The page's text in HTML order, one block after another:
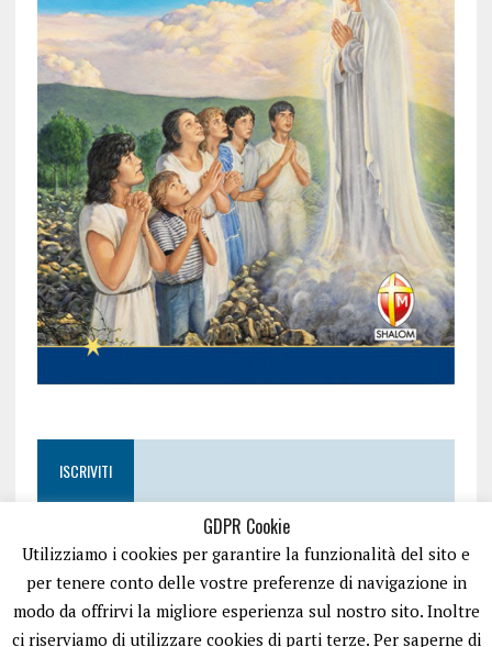
ISCRIVITI
GDPR Cookie
Utilizziamo i cookies per garantire la funzionalità del sito e
per tenere conto delle vostre preferenze di navigazione in
modo da offrirvi la migliore esperienza sul nostro sito. Inoltre
ci riserviamo di utilizzare cookies di parti terze. Per saperne di